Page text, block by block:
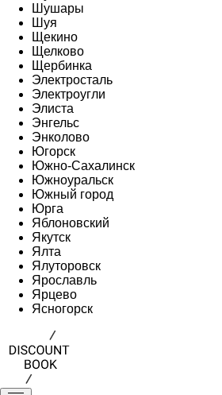
Шушары
Шуя
Щекино
Щелково
Щербинка
Электросталь
Электроугли
Элиста
Энгельс
Энколово
Югорск
Южно-Сахалинск
Южноуральск
Южный город
Юрга
Яблоновский
Якутск
Ялта
Ялуторовск
Ярославль
Ярцево
Ясногорск